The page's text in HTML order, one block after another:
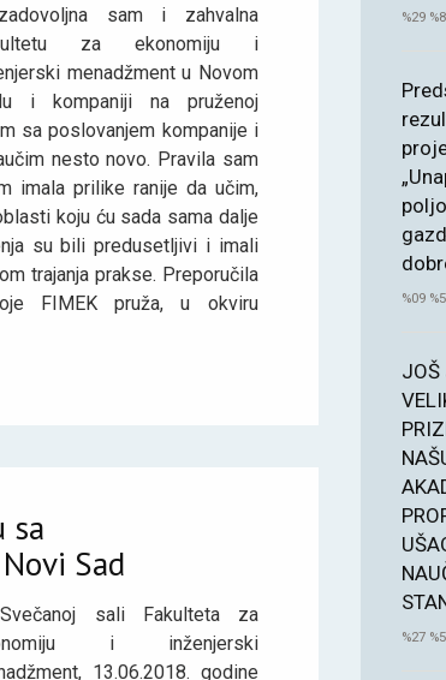
sam i zahvalna
za ekonomiju i
menadžment u Novom
i kompaniji na pruženoj
sa poslovanjem kompanije i
nesto novo. Pravila sam
imala prilike ranije da učim,
koju ću sada sama dalje
su bili predusetljivi i imali
trajanja prakse. Preporučila
FIMEK pruža, u okviru
sa
Sad
sali Fakulteta za
i inženjerski
13.06.2018. godine
%29
%09
JOŠ
%27